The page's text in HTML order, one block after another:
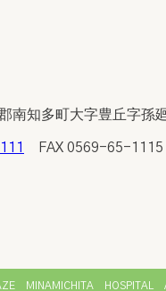
南知多町大字豊丘字孫
FAX 0569-65-1115
MINAMICHITA HOSPITAL